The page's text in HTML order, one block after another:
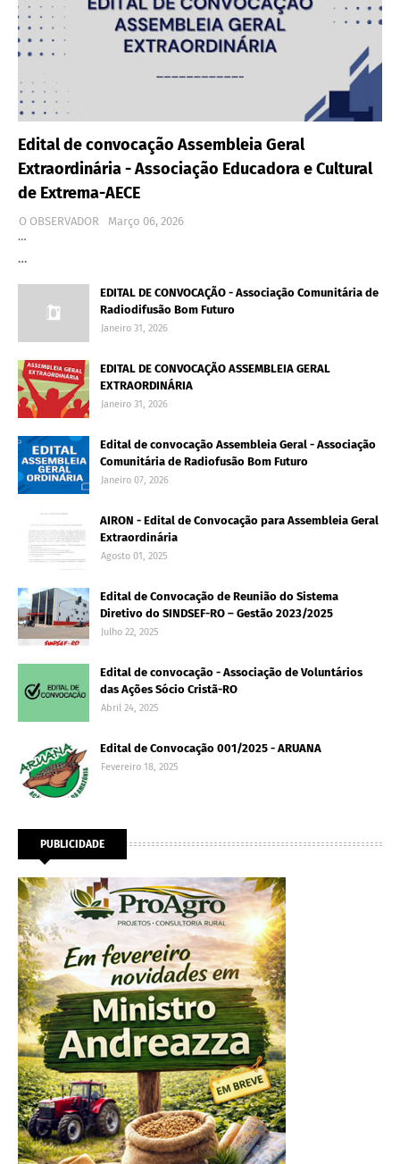
Edital de convocação Assembleia Geral
Extraordinária - Associação Educadora e Cultural
de Extrema-AECE
O OBSERVADOR
Março 06, 2026
…
…
EDITAL DE CONVOCAÇÃO - Associação Comunitária de
Radiodifusão Bom Futuro
Janeiro 31, 2026
EDITAL DE CONVOCAÇÃO ASSEMBLEIA GERAL
EXTRAORDINÁRIA
Janeiro 31, 2026
Edital de convocação Assembleia Geral - Associação
Comunitária de Radiofusão Bom Futuro
Janeiro 07, 2026
AIRON - Edital de Convocação para Assembleia Geral
Extraordinária
Agosto 01, 2025
Edital de Convocação de Reunião do Sistema
Diretivo do SINDSEF-RO – Gestão 2023/2025
Julho 22, 2025
Edital de convocação - Associação de Voluntários
das Ações Sócio Cristã-RO
Abril 24, 2025
Edital de Convocação 001/2025 - ARUANA
Fevereiro 18, 2025
PUBLICIDADE